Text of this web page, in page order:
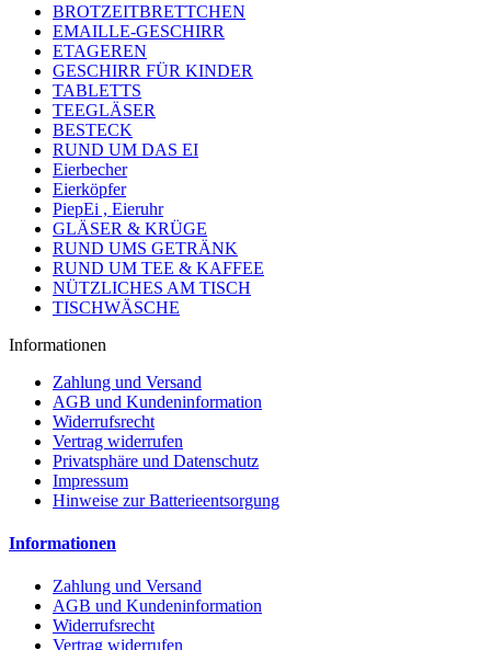
BROTZEITBRETTCHEN
EMAILLE-GESCHIRR
ETAGEREN
GESCHIRR FÜR KINDER
TABLETTS
TEEGLÄSER
BESTECK
RUND UM DAS EI
Eierbecher
Eierköpfer
PiepEi , Eieruhr
GLÄSER & KRÜGE
RUND UMS GETRÄNK
RUND UM TEE & KAFFEE
NÜTZLICHES AM TISCH
TISCHWÄSCHE
Informationen
Zahlung und Versand
AGB und Kundeninformation
Widerrufsrecht
Vertrag widerrufen
Privatsphäre und Datenschutz
Impressum
Hinweise zur Batterieentsorgung
Informationen
Zahlung und Versand
AGB und Kundeninformation
Widerrufsrecht
Vertrag widerrufen